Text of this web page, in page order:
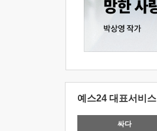
예스24 대표서비스
싸다